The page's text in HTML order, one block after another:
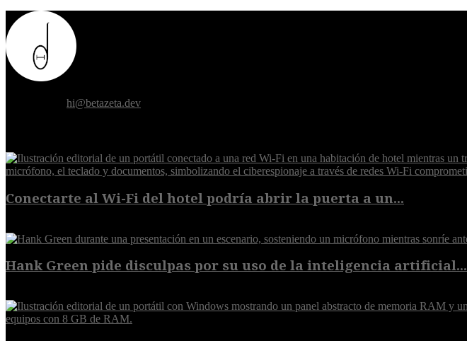
hi@betazeta.dev
Conectarte al Wi-Fi del hotel podría abrir la puerta a un...
Hank Green pide disculpas por su uso de la inteligencia artificial...